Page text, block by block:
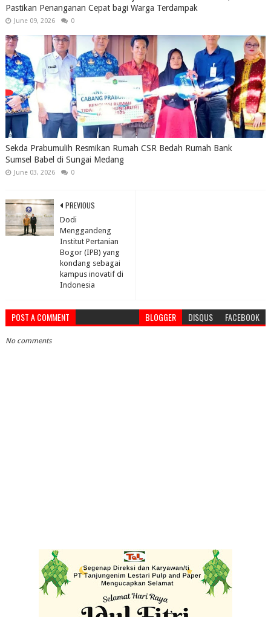
Pastikan Penanganan Cepat bagi Warga Terdampak
June 09, 2026 0
Sekda Prabumulih Resmikan Rumah CSR Bedah Rumah Bank
Sumsel Babel di Sungai Medang
June 03, 2026 0
PREVIOUS
Dodi
Menggandeng
Institut Pertanian
Bogor (IPB) yang
kondang sebagai
kampus inovatif di
Indonesia
POST A COMMENT BLOGGER DISQUS FACEBOOK
No comments